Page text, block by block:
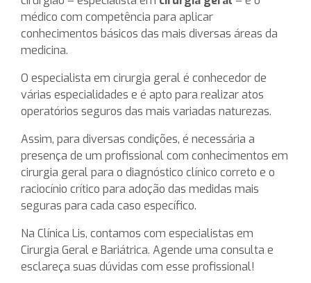
médico com competência para aplicar
conhecimentos básicos das mais diversas áreas da
medicina.
O especialista em cirurgia geral é conhecedor de
várias especialidades e é apto para realizar atos
operatórios seguros das mais variadas naturezas.
Assim, para diversas condições, é necessária a
presença de um profissional com conhecimentos em
cirurgia geral para o diagnóstico clínico correto e o
raciocínio crítico para adoção das medidas mais
seguras para cada caso específico.
Na Clínica Lis, contamos com especialistas em
Cirurgia Geral e Bariátrica. Agende uma consulta e
esclareça suas dúvidas com esse profissional!